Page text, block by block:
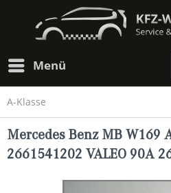
Menü
A-Klasse
Mercedes Benz MB W169
2661541202 VALEO 90A